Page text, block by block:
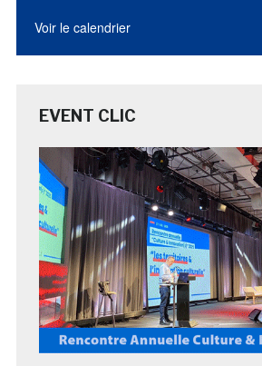
Voir le calendrier
EVENT CLIC